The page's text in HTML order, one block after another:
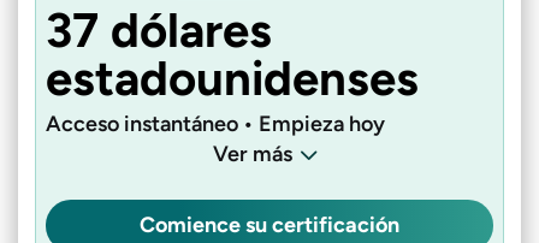
37 dólares
estadounidenses
Acceso instantáneo • Empieza hoy
Ver más
Comience su certificación